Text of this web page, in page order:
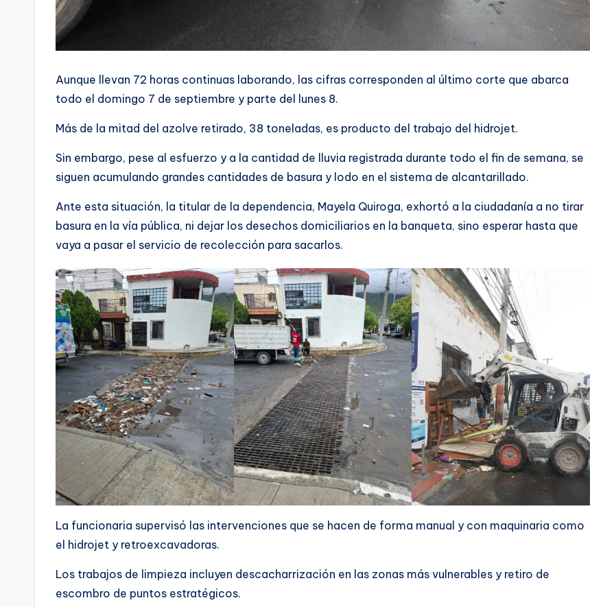
Aunque llevan 72 horas continuas laborando, las cifras corresponden al último corte que abarca
todo el domingo 7 de septiembre y parte del lunes 8.
Más de la mitad del azolve retirado, 38 toneladas, es producto del trabajo del hidrojet.
Sin embargo, pese al esfuerzo y a la cantidad de lluvia registrada durante todo el fin de semana, se
siguen acumulando grandes cantidades de basura y lodo en el sistema de alcantarillado.
Ante esta situación, la titular de la dependencia, Mayela Quiroga, exhortó a la ciudadanía a no tirar
basura en la vía pública, ni dejar los desechos domiciliarios en la banqueta, sino esperar hasta que
vaya a pasar el servicio de recolección para sacarlos.
La funcionaria supervisó las intervenciones que se hacen de forma manual y con maquinaria como
el hidrojet y retroexcavadoras.
Los trabajos de limpieza incluyen descacharrización en las zonas más vulnerables y retiro de
escombro de puntos estratégicos.